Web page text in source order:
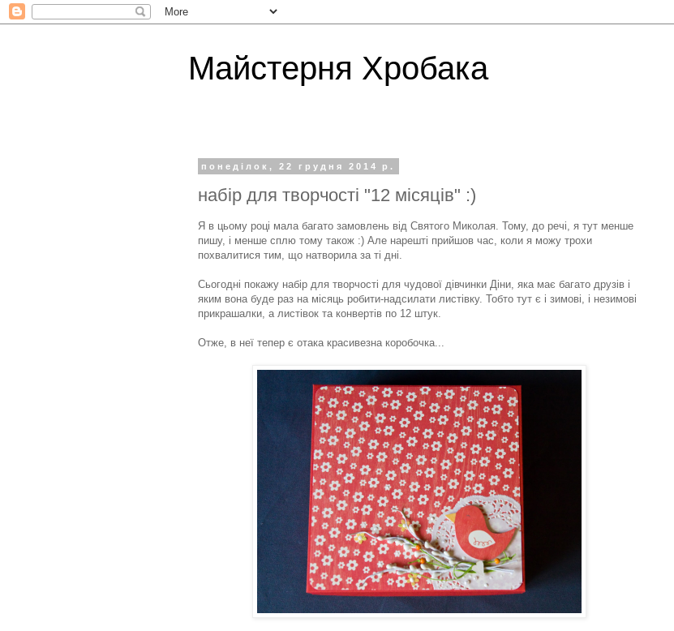
Майстерня Хробака
понеділок, 22 грудня 2014 р.
набір для творчості "12 місяців" :)
Я в цьому році мала багато замовлень від Святого Миколая. Тому, до речі, я тут менше
пишу, і менше сплю тому також :) Але нарешті прийшов час, коли я можу трохи
похвалитися тим, що натворила за ті дні.
Сьогодні покажу набір для творчості для чудової дівчинки Діни, яка має багато друзів і
яким вона буде раз на місяць робити-надсилати листівку. Тобто тут є і зимові, і незимові
прикрашалки, а листівок та конвертів по 12 штук.
Отже, в неї тепер є отака красивезна коробочка...